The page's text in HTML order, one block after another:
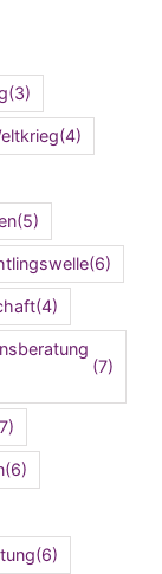
(3)
(4)
(5)
(6)
(4)
(7)
(6)
(6)